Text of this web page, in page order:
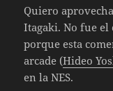
Quiero
Itagaki. No fue el
porque esta
arcade (Hideo
en la NES.